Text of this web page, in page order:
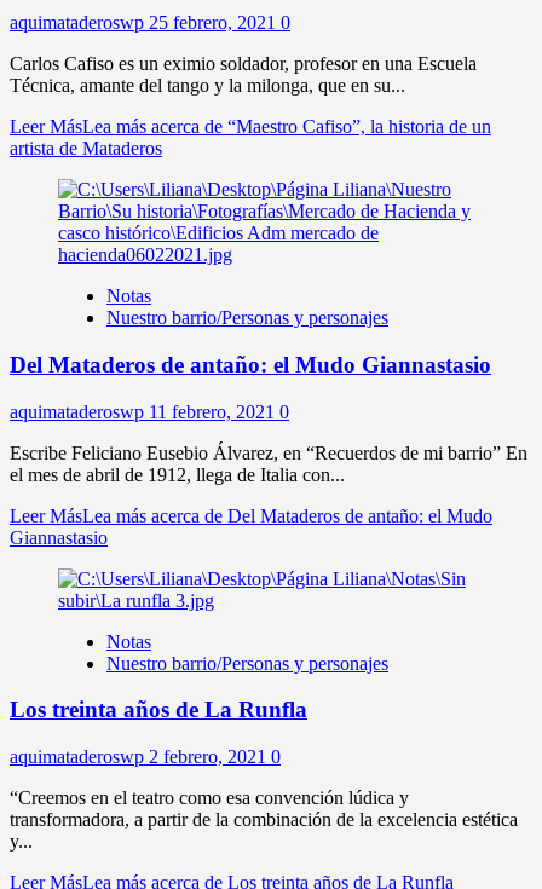
aquimataderoswp 25 febrero, 2021 0
Carlos Cafiso es un eximio soldador, profesor en una Escuela
Técnica, amante del tango y la milonga, que en su...
Leer MásLea más acerca de “Maestro Cafiso”, la historia de un
artista de Mataderos
Notas
Nuestro barrio/Personas y personajes
Del Mataderos de antaño: el Mudo Giannastasio
aquimataderoswp 11 febrero, 2021 0
Escribe Feliciano Eusebio Álvarez, en “Recuerdos de mi barrio” En
el mes de abril de 1912, llega de Italia con...
Leer MásLea más acerca de Del Mataderos de antaño: el Mudo
Giannastasio
Notas
Nuestro barrio/Personas y personajes
Los treinta años de La Runfla
aquimataderoswp 2 febrero, 2021 0
“Creemos en el teatro como esa convención lúdica y
transformadora, a partir de la combinación de la excelencia estética
y...
Leer MásLea más acerca de Los treinta años de La Runfla